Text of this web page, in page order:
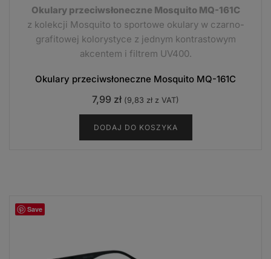
Okulary przeciwsłoneczne Mosquito MQ-161C
z kolekcji Mosquito to sportowe okulary w czarno-
grafitowej kolorystyce z jednym kontrastowym
akcentem i filtrem UV400.
Okulary przeciwsłoneczne Mosquito MQ-161C
7,99 zł (9,83 zł z VAT)
DODAJ DO KOSZYKA
Save